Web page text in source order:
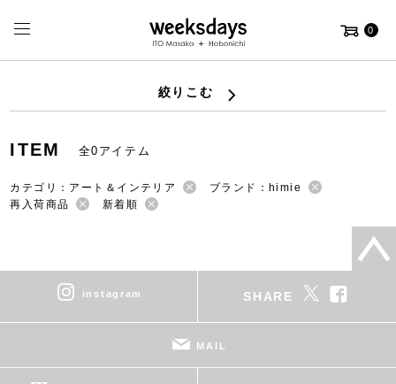
0
絞りこむ
ITEM 全0アイテム
カテゴリ：アート＆インテリア
ブランド：himie
再入荷商品
新着順
instagram SHARE
MAIL